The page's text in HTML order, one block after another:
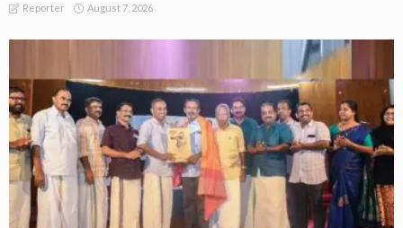
Reporter August 7, 2026